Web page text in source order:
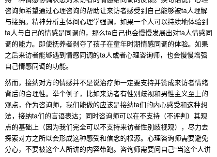
咨询师希望通过心理咨询的帮助让来访者感受到自己能够被ta人理解
与接纳。精神分析主体间心理学强调，如果一个人可以持续地体验到
ta人与自己的情感是同调的，那么ta自己也会慢慢发展出对ta人情感同
调的能力。即使抚养者剥夺了孩子在童年时期情感同调的体验。如果
之后来访者能够遇到情感同调的ta人或者心理咨询师，也会慢慢增强
自己情感同调的功能。
然而，接纳对方的情感并不是说治疗师一定要支持并赞成来访者情绪
背后的合理性。举个例子，比如来访者有性别歧视和男性主义至上的
观点，作为咨询师，我们能做的应该是接纳ta们的内心感受和这种想
法，接纳ta们的言语表达；同时咨询师可以在不支持（不评判）其观
点的基础上（因为我们完全可以不支持来访者性别歧视观），尽力去
探索对方之所以会形成这种感受和信念的根源。心理咨询师需要避免
分心，不要被这个人所讲的内容带跑。咨询师需要问自己“当这个人讲